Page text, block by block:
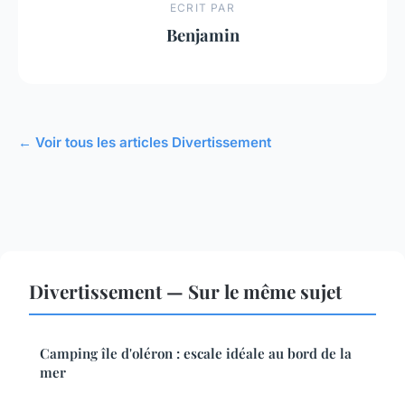
ECRIT PAR
Benjamin
← Voir tous les articles Divertissement
Divertissement — Sur le même sujet
Camping île d'oléron : escale idéale au bord de la
mer